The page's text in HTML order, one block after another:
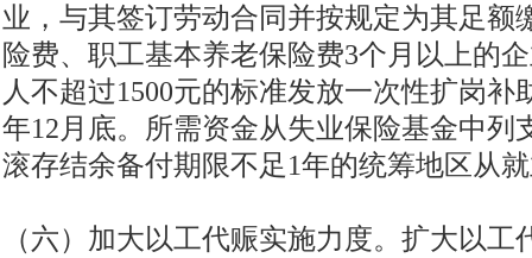
业，与其签订劳动合同并按规定为其足额
险费、职工基本养老保险费3个月以上的
人不超过1500元的标准发放一次性扩岗补
年12月底。所需资金从失业保险基金中列
滚存结余备付期限不足1年的统筹地区从
（六）加大以工代赈实施力度。扩大以